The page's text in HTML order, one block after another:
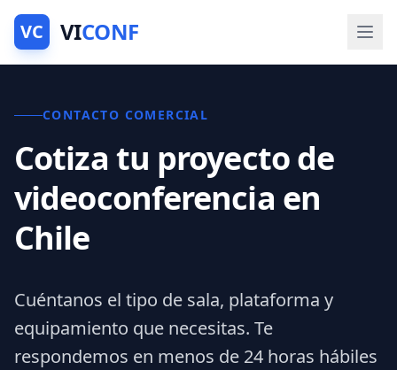
VC VICONF
CONTACTO COMERCIAL
Cotiza tu proyecto de
videoconferencia en
Chile
Cuéntanos el tipo de sala, plataforma y
equipamiento que necesitas. Te
respondemos en menos de 24 horas hábiles